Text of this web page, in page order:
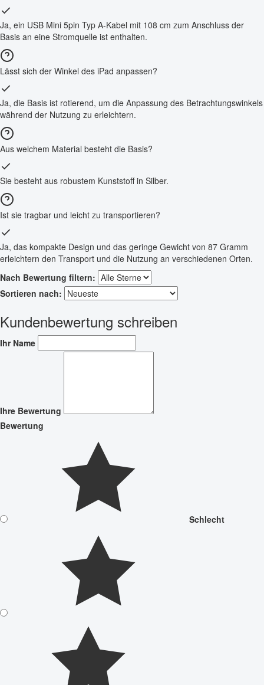
Ja, ein USB Mini 5pin Typ A-Kabel mit 108 cm zum Anschluss der
Basis an eine Stromquelle ist enthalten.
Lässt sich der Winkel des iPad anpassen?
Ja, die Basis ist rotierend, um die Anpassung des Betrachtungswinkels
während der Nutzung zu erleichtern.
Aus welchem Material besteht die Basis?
Sie besteht aus robustem Kunststoff in Silber.
Ist sie tragbar und leicht zu transportieren?
Ja, das kompakte Design und das geringe Gewicht von 87 Gramm
erleichtern den Transport und die Nutzung an verschiedenen Orten.
Nach Bewertung filtern:
Sortieren nach:
Kundenbewertung schreiben
Ihr Name
Ihre Bewertung
Bewertung
Schlecht